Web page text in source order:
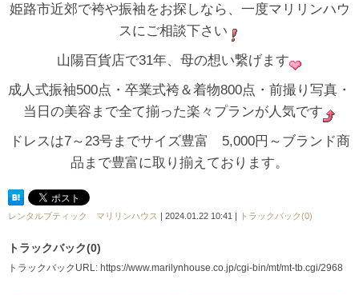
姫路市近郊で袴や振袖をお探しなら、一度マリリンハウ
スにご相談下さい
山陽百貨店で31年、母の想い繋げます
成人式振袖500点・卒業式袴＆着物800点・前撮り写真・
当日の美容まで全て揃った楽々プランが人気です
ドレスは7～23号までサイズ豊富 5,000円～ブランド商
品まで豊富に取り揃えております。
レンタルブティック マリリンハウス | 2024.01.22 10:41 | トラックバック(0)
トラックバック(0)
トラックバックURL: https://www.marilynhouse.co.jp/cgi-bin/mt/mt-tb.cgi/2968